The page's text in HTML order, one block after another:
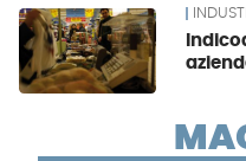
News